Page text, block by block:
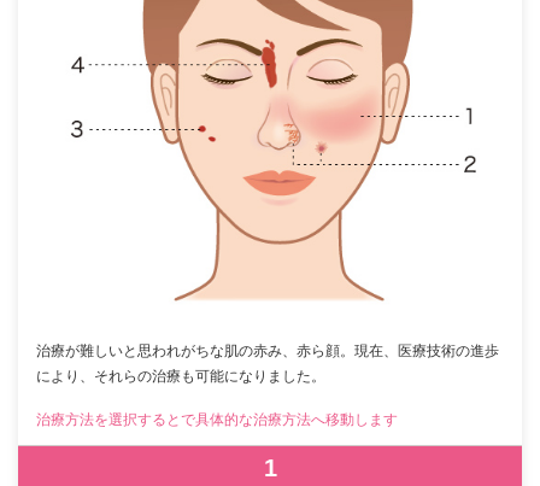
治療が難しいと思われがちな肌の赤み、赤ら顔。現在、医療技術の進歩
により、それらの治療も可能になりました。
治療方法を選択するとで具体的な治療方法へ移動します
1